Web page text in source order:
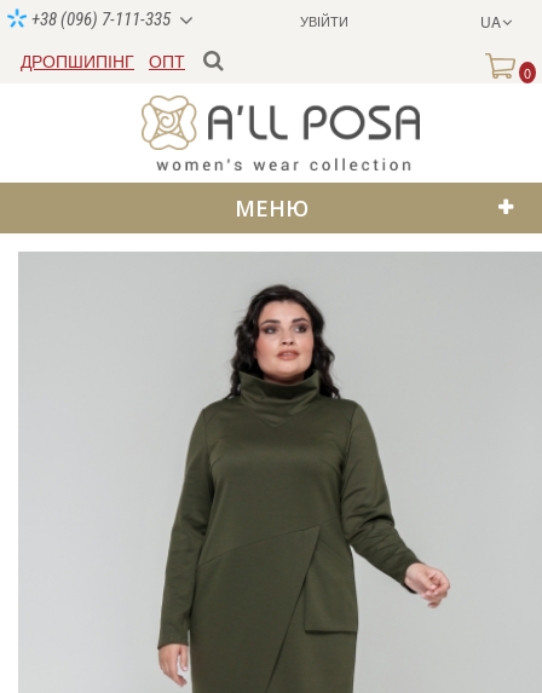
УВІЙТИ UA
+38 (096) 7-111-335
ДРОПШИПІНГ ОПТ
0
МЕНЮ